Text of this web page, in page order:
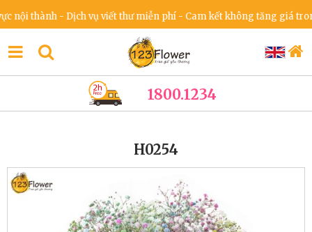
thành - Dịch vụ viết thư miễn phí - Cam kết không tăng giá trong
1800.1234
H0254